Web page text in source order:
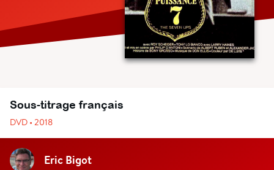
Sous-titrage français
DVD • 2018
Eric Bigot